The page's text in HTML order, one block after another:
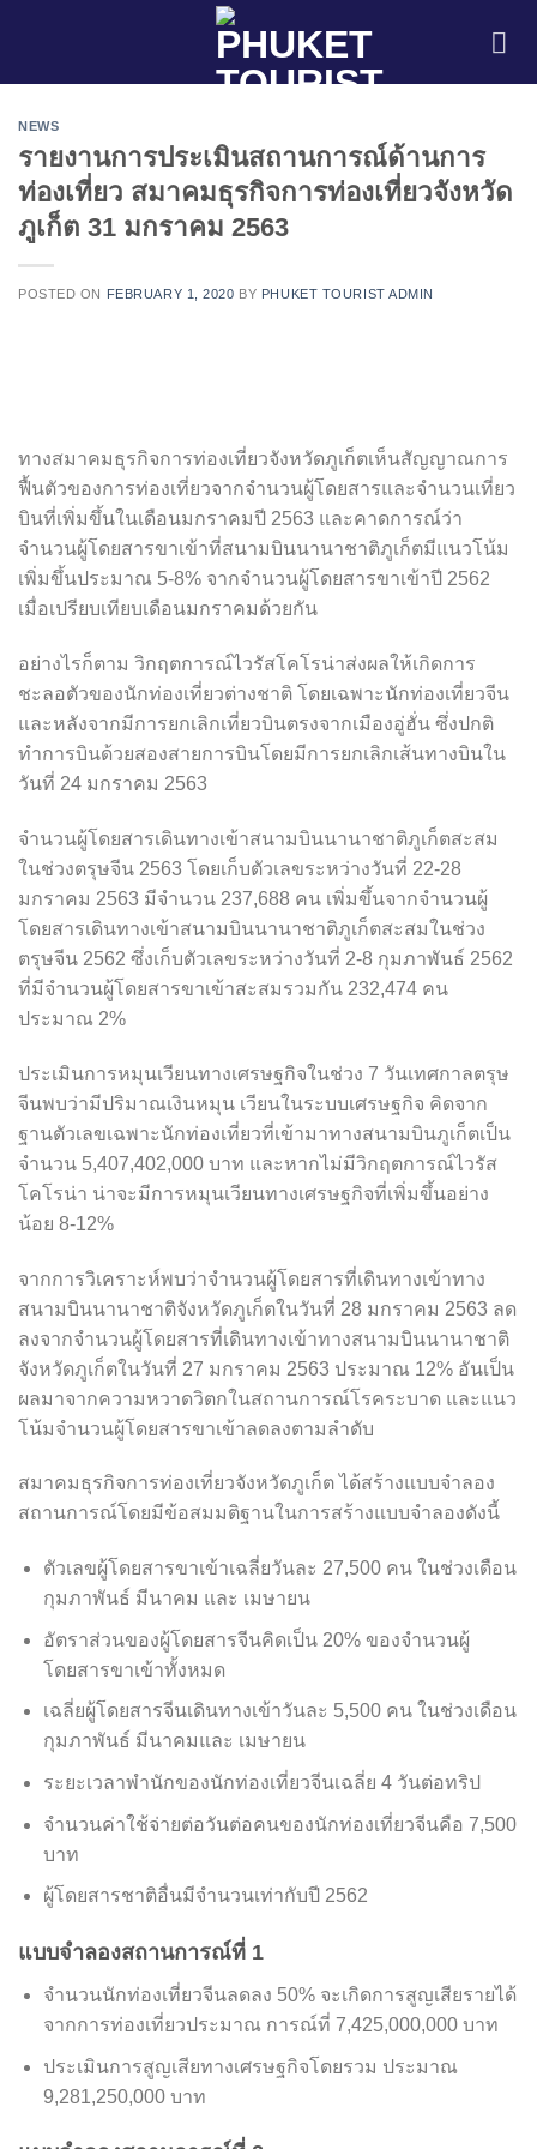
NEWS
รายงานการประเมินสถานการณ์ด้านการ
ท่องเที่ยว สมาคมธุรกิจการท่องเที่ยวจังหวัด
ภูเก็ต 31 มกราคม 2563
POSTED ON FEBRUARY 1, 2020 BY PHUKET TOURIST ADMIN
ทางสมาคมธุรกิจการท่องเที่ยวจังหวัดภูเก็ตเห็นสัญญาณการ
ฟื้นตัวของการท่องเที่ยวจากจำนวนผู้โดยสารและจำนวนเที่ยว
บินที่เพิ่มขึ้นในเดือนมกราคมปี 2563 และคาดการณ์ว่า
จำนวนผู้โดยสารขาเข้าที่สนามบินนานาชาติภูเก็ตมีแนวโน้ม
เพิ่มขึ้นประมาณ 5-8% จากจำนวนผู้โดยสารขาเข้าปี 2562
เมื่อเปรียบเทียบเดือนมกราคมด้วยกัน
อย่างไรก็ตาม วิกฤตการณ์ไวรัสโคโรน่าส่งผลให้เกิดการ
ชะลอตัวของนักท่องเที่ยวต่างชาติ โดยเฉพาะนักท่องเที่ยวจีน
และหลังจากมีการยกเลิกเที่ยวบินตรงจากเมืองอู่ฮั่น ซึ่งปกติ
ทำการบินด้วยสองสายการบินโดยมีการยกเลิกเส้นทางบินใน
วันที่ 24 มกราคม 2563
จำนวนผู้โดยสารเดินทางเข้าสนามบินนานาชาติภูเก็ตสะสม
ในช่วงตรุษจีน 2563 โดยเก็บตัวเลขระหว่างวันที่ 22-28
มกราคม 2563 มีจำนวน 237,688 คน เพิ่มขึ้นจากจำนวนผู้
โดยสารเดินทางเข้าสนามบินนานาชาติภูเก็ตสะสมในช่วง
ตรุษจีน 2562 ซึ่งเก็บตัวเลขระหว่างวันที่ 2-8 กุมภาพันธ์ 2562
ที่มีจำนวนผู้โดยสารขาเข้าสะสมรวมกัน 232,474 คน
ประมาณ 2%
ประเมินการหมุนเวียนทางเศรษฐกิจในช่วง 7 วันเทศกาลตรุษ
จีนพบว่ามีปริมาณเงินหมุน เวียนในระบบเศรษฐกิจ คิดจาก
ฐานตัวเลขเฉพาะนักท่องเที่ยวที่เข้ามาทางสนามบินภูเก็ตเป็น
จำนวน 5,407,402,000 บาท และหากไม่มีวิกฤตการณ์ไวรัส
โคโรน่า น่าจะมีการหมุนเวียนทางเศรษฐกิจที่เพิ่มขึ้นอย่าง
น้อย 8-12%
จากการวิเคราะห์พบว่าจำนวนผู้โดยสารที่เดินทางเข้าทาง
สนามบินนานาชาติจังหวัดภูเก็ตในวันที่ 28 มกราคม 2563 ลด
ลงจากจำนวนผู้โดยสารที่เดินทางเข้าทางสนามบินนานาชาติ
จังหวัดภูเก็ตในวันที่ 27 มกราคม 2563 ประมาณ 12% อันเป็น
ผลมาจากความหวาดวิตกในสถานการณ์โรคระบาด และแนว
โน้มจำนวนผู้โดยสารขาเข้าลดลงตามลำดับ
สมาคมธุรกิจการท่องเที่ยวจังหวัดภูเก็ต ได้สร้างแบบจำลอง
สถานการณ์โดยมีข้อสมมติฐานในการสร้างแบบจำลองดังนี้
ตัวเลขผู้โดยสารขาเข้าเฉลี่ยวันละ 27,500 คน ในช่วงเดือน
กุมภาพันธ์ มีนาคม และ เมษายน
อัตราส่วนของผู้โดยสารจีนคิดเป็น 20% ของจำนวนผู้
โดยสารขาเข้าทั้งหมด
เฉลี่ยผู้โดยสารจีนเดินทางเข้าวันละ 5,500 คน ในช่วงเดือน
กุมภาพันธ์ มีนาคมและ เมษายน
ระยะเวลาพำนักของนักท่องเที่ยวจีนเฉลี่ย 4 วันต่อทริป
จำนวนค่าใช้จ่ายต่อวันต่อคนของนักท่องเที่ยวจีนคือ 7,500
บาท
ผู้โดยสารชาติอื่นมีจำนวนเท่ากับปี 2562
แบบจำลองสถานการณ์ที่ 1
จำนวนนักท่องเที่ยวจีนลดลง 50% จะเกิดการสูญเสียรายได้
จากการท่องเที่ยวประมาณ การณ์ที่ 7,425,000,000 บาท
ประเมินการสูญเสียทางเศรษฐกิจโดยรวม ประมาณ​
9,281,250,000 บาท